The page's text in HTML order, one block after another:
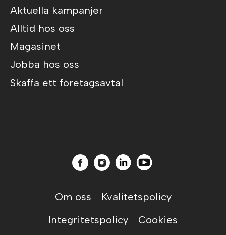
Aktuella kampanjer
Alltid hos oss
Magasinet
Jobba hos oss
Skaffa ett företagsavtal
Om oss
Kvalitetspolicy
Integritetspolicy
Cookies